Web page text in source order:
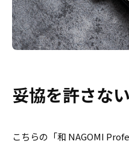
妥協を許さな
こちらの「和 NAGOMI